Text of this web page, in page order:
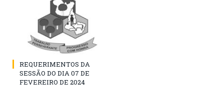
REQUERIMENTOS DA
SESSÃO DO DIA 07 DE
FEVEREIRO DE 2024